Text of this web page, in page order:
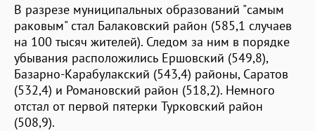
В разрезе муниципальных образований "самым
раковым" стал Балаковский район (585,1 случаев
на 100 тысяч жителей). Следом за ним в порядке
убывания расположились Ершовский (549,8),
Базарно-Карабулакский (543,4) районы, Саратов
(532,4) и Романовский район (518,2). Немного
отстал от первой пятерки Турковский район
(508,9).